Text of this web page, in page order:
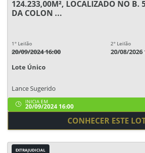
124.233,00M², LOCALIZADO NO B.
DA COLON ...
1° Leilão
20/09/2024 16:00
2° Leilão
20/08/2026
Lote Único
Lance Sugerido
INICIA EM
20/09/2024 16:00
CONHECER ESTE
EXTRAJUDICIAL